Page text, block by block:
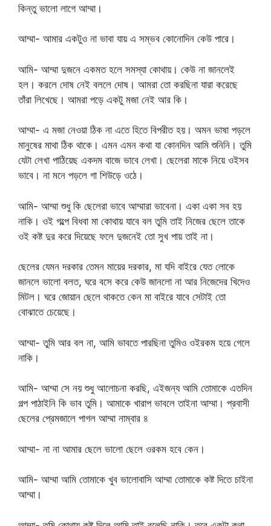
কিন্তু ভালো লাগে আম্মা।
আম্মা- আমার একটুও না ভাবা যায় এ সম্ভব কোনোদিন কেউ পারে।
আমি- আম্মা দুজনে একমত হলে সমস্যা কোথায়। কেউ না জানলেই
হল। করলে দোষ নেই বললে দোষ। আমরা তো করছিনা যারা করেছে
তাঁরা লিখেছে। আমরা পড়ে একটু মজা নেই আর কি।
আম্মা- এ মজা নেওয়া ঠিক না এতে হিতে বিপরীত হয়। অমন ভাষা পড়লে
মানুষের মাথা ঠিক থাকে। এমন এমন কথা যা কোনদিন আমি শুনিনি। তুমি
যেটা লেখা পাঠিয়েছ একদম বাজে ভাবে লেখা। ছেলেরা মাকে নিয়ে ওইসব
ভাবে। না মনে পড়লে গা শিউড়ে ওঠে।
আমি- আম্মা শুধু কি ছেলেরা ভাবে আম্মারা ভাবেনা। একা একা সব হয়
নাকি। ওই গল্পে বিধবা মা কোথায় যাবে বল তুমি তাই নিজের ছেলে তাকে
ওই কষ্ট দুর করে দিয়েছে ফলে দুজনেই তো সুখ পায় তাই না।
ছেলের যেমন দরকার তেমন মায়ের দরকার, মা যদি বাইরে যেত লোকে
জানলে ভালো বলত, ঘরে বসে করে কেউ জানলো না আর নিজেদের খিদেও
মিটল। ঘরে জোয়ান ছেলে থাকতে কেন মা বাইরে যাবে সেটাই তো
বোঝাতে চেয়েছে।
আম্মা- তুমি আর বল না, আমি ভাবতে পারছিনা তুমিও ওইরকম হয়ে গেলে
নাকি।
আমি- আম্মা সে নয় শুধু আলোচনা করছি, এইজন্য আমি তোমাকে এতদিন
গল্প পাঠাইনি কি ভাব তুমি। আমাকে খারাপ ভাবলে তাইনা আম্মা। প্রবাসী
ছেলের প্রেমজালে পাগল আম্মা নাম্বার ৪
আম্মা- না না আমার ছেলে ভালো ছেলে ওরকম হবে কেন।
আমি- আম্মা আমি তোমাকে খুব ভালোবাসি আম্মা তোমাকে কষ্ট দিতে চাইনা
আম্মা।